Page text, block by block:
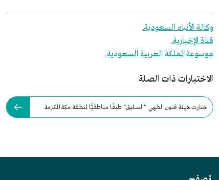
وكالة الأنباء السعودية.
قناة الإخبارية.
موسوعة المملكة العربية السعودية.
الاختبارات ذات الصلة
اختارت هيئة فنون الطهي "السليق" طبقًا مناطقيًّا لمنطقة مكة المكرمة